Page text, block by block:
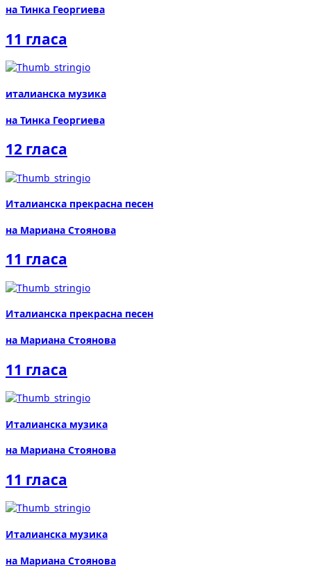
на Тинка Георгиева
11 гласа
италианска музика
на Тинка Георгиева
12 гласа
Италианска прекрасна песен
на Мариана Стоянова
11 гласа
Италианска прекрасна песен
на Мариана Стоянова
11 гласа
Италианска музика
на Мариана Стоянова
11 гласа
Италианска музика
на Мариана Стоянова